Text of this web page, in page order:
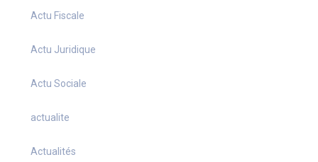
Actu Fiscale
Actu Juridique
Actu Sociale
actualite
Actualités